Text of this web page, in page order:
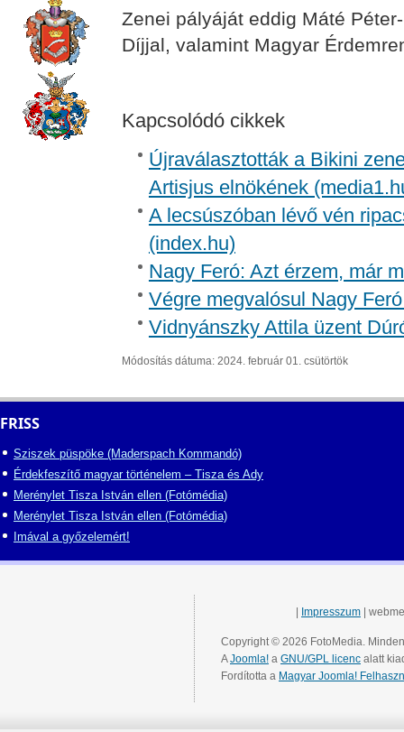
Zenei pályáját eddig Máté
Díjjal, valamint Magyar
Kapcsolódó cikkek
Újraválasztották a Bikini
Artisjus elnökének
A lecsúszóban lévő vén
(index.hu)
Nagy Feró: Azt érzem, már
Végre megvalósul Nagy
Vidnyánszky Attila üzent
Módosítás dátuma: 2024. február 01. csütörtök
FRISS
Sziszek püspöke (Maderspach Kommandó)
Érdekfeszítő magyar történelem – Tisza és Ady
Merénylet Tisza István ellen (Fotómédia)
Merénylet Tisza István ellen (Fotómédia)
Imával a győzelemért!
Impresszum |
Copyright © 2026 FotoMedia.
AJoomla! a GNU/GPL licenc alatt
Fordította a Magyar Joomla!